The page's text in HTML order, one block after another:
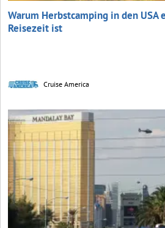
Warum Herbstcamping in den USA
Reisezeit ist
Cruise America